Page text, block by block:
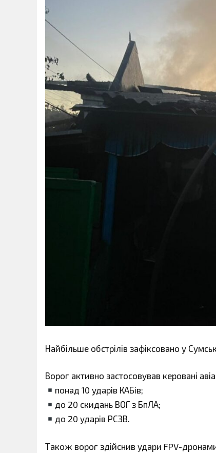
Найбільше обстрілів зафіксовано у
Ворог активно застосовував керовані
понад 10 ударів КАБів;
до 20 скидань ВОГ з БпЛА;
до 20 ударів РСЗВ.
Також ворог здійснив удари FPV-